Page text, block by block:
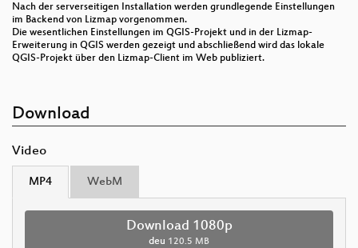
Nach der serverseitigen Installation werden grundlegende Einstellungen
im Backend von Lizmap vorgenommen.
Die wesentlichen Einstellungen im QGIS-Projekt und in der Lizmap-
Erweiterung in QGIS werden gezeigt und abschließend wird das lokale
QGIS-Projekt über den Lizmap-Client im Web publiziert.
Download
Video
MP4 WebM
Download 1080p
deu 120.5 MB